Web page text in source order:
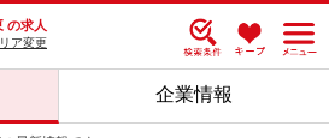
の求人
ア変更
企業情報